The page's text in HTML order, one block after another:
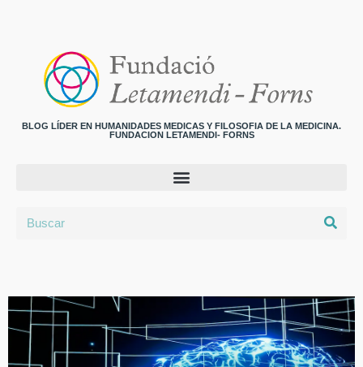
BLOG LÍDER EN HUMANIDADES MEDICAS Y FILOSOFIA DE LA MEDICINA.
FUNDACION LETAMENDI- FORNS